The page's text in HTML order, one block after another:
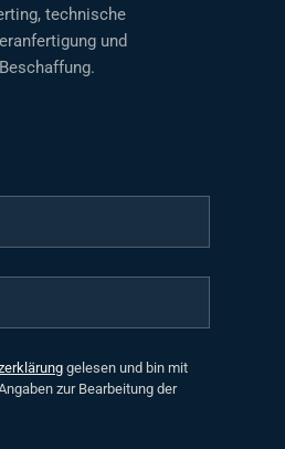
technische
und
gelesen und bin mit
zur Bearbeitung der